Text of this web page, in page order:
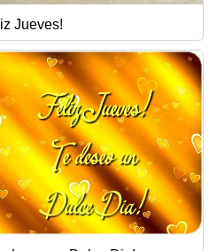
Jueves!